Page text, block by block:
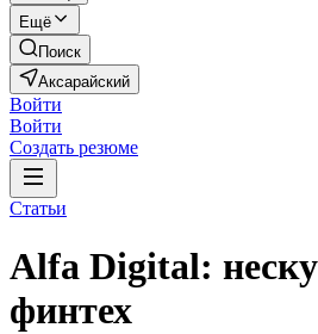
Ещё
Поиск
Аксарайский
Войти
Войти
Создать резюме
Статьи
Alfa Digital:
финтех